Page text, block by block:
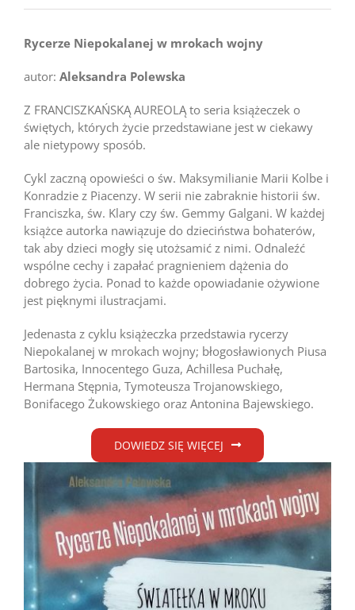
Rycerze Niepokalanej w mrokach wojny
autor: Aleksandra Polewska
Z FRANCISZKAŃSKĄ AUREOLĄ to seria książeczek o
świętych, których życie przedstawiane jest w ciekawy
ale nietypowy sposób.
Cykl zaczną opowieści o św. Maksymilianie Marii Kolbe i
Konradzie z Piacenzy. W serii nie zabraknie historii św.
Franciszka, św. Klary czy św. Gemmy Galgani. W każdej
książce autorka nawiązuje do dzieciństwa bohaterów,
tak aby dzieci mogły się utożsamić z nimi. Odnaleźć
wspólne cechy i zapałać pragnieniem dążenia do
dobrego życia. Ponad to każde opowiadanie ożywione
jest pięknymi ilustracjami.
Jedenasta z cyklu książeczka przedstawia rycerzy
Niepokalanej w mrokach wojny; błogosławionych Piusa
Bartosika, Innocentego Guza, Achillesa Puchałę,
Hermana Stępnia, Tymoteusza Trojanowskiego,
Bonifacego Żukowskiego oraz Antonina Bajewskiego.
DOWIEDZ SIĘ WIĘCEJ